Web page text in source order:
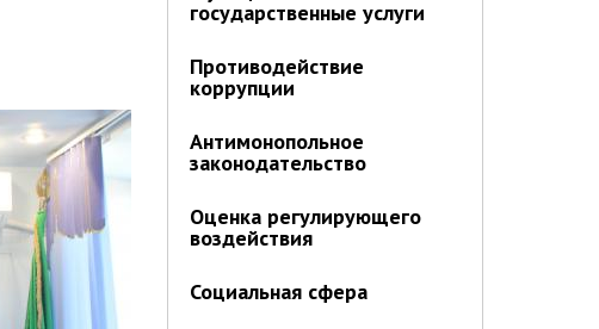
государственные услуги
Противодействие
коррупции
Антимонопольное
законодательство
Оценка регулирующего
воздействия
Социальная сфера